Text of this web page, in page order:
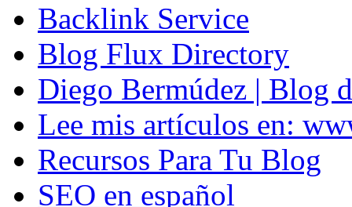
Backlink Service
Blog Flux Directory
Diego Bermúdez | Blog
Lee mis artículos en:
Recursos Para Tu Blog
SEO en español